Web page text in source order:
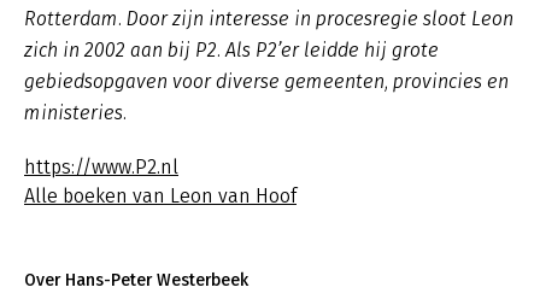
Rotterdam. Door zijn interesse in procesregie sloot Leon
zich in 2002 aan bij P2. Als P2’er leidde hij grote
gebiedsopgaven voor diverse gemeenten, provincies en
ministeries.
https://www.P2.nl
Alle boeken van Leon van Hoof
Over Hans-Peter Westerbeek